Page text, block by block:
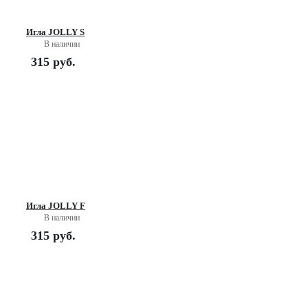
Игла JOLLY S
В наличии
315 руб.
Игла JOLLY F
В наличии
315 руб.